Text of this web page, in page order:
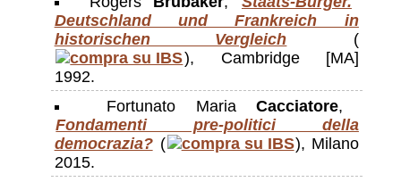
Deutschland und Frankreich in
historischen Vergleich
(
), Cambridge [MA]
1992.
Fortunato MariaCacciatore,
Fondamenti pre-politici della
democrazia? (
), Milano
2015.